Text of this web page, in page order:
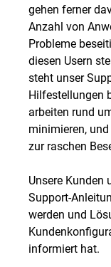
gehen ferner
Anzahl von
Probleme
diesen Usern
steht unser
Hilfestellungen
arbeiten rund
minimieren,
zur raschen
Unsere Kunden
Support-
werden und
informiert hat.